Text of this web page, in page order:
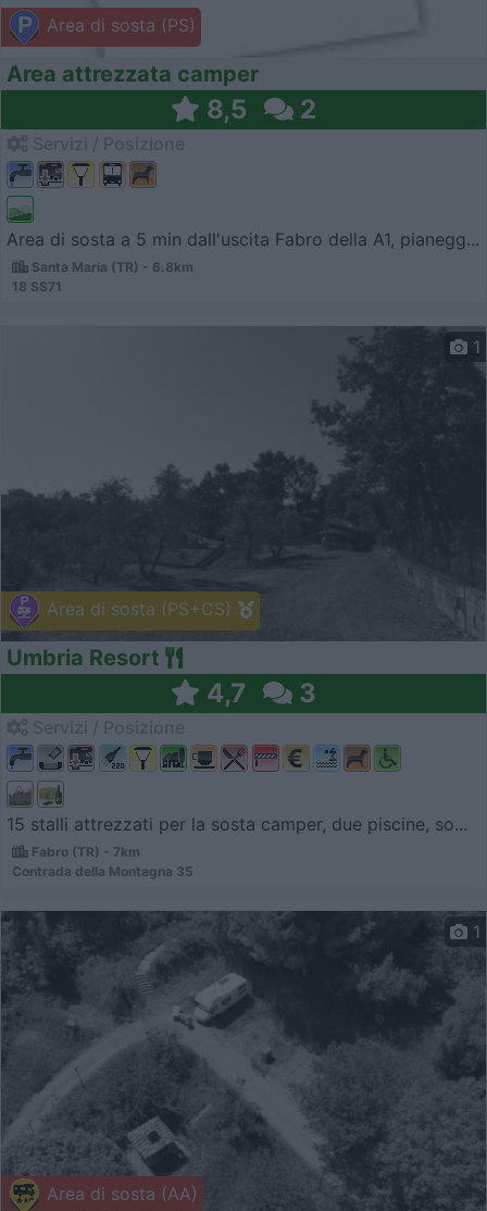
Area di sosta (PS)
Area attrezzata camper
8,5 2
Area di sosta a 5 min dall'uscita Fabro della A1, pianegg...
Santa Maria (TR) - 6.8km
18 SS71
Area di sosta (PS+CS)
1
Umbria Resort
4,7 3
15 stalli attrezzati per la sosta camper, due piscine, so...
Fabro (TR) - 7km
Contrada della Montagna 35
Area di sosta (AA)
1